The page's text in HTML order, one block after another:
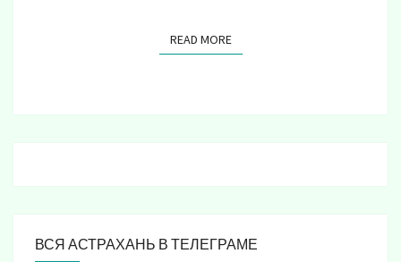
READ MOREREAD MORE
ВСЯ АСТРАХАНЬ В ТЕЛЕГРАМЕ